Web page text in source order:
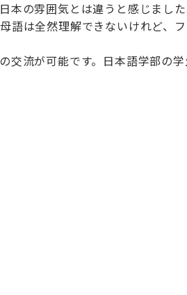
本の雰囲気とは違うと感じまし
語は全然理解できないけれど、
流が可能です。日本語学部の学